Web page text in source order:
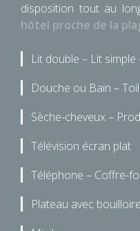
disposition tout au
hôtel proche de la
Lit double – Lit
Douche ou Bain –
Sèche-cheveux –
Télévision écran plat
Téléphone – Coffre-
Plateau avec bouilloire